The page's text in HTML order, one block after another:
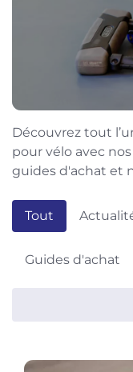
Découvrez tout
pour vélo avec
guides d'achat et
Tout
Guides d'achat